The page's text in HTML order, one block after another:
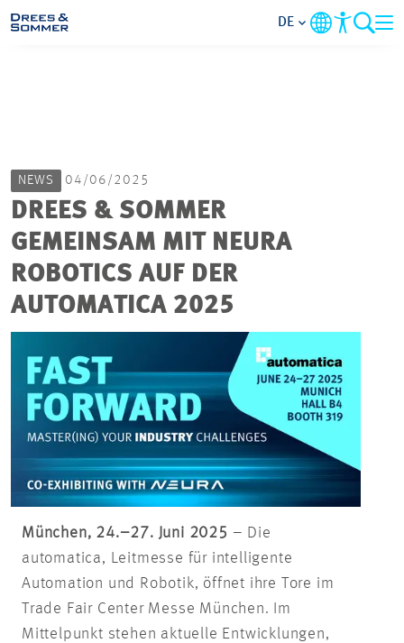
IM FOKUS
KARRIERE
KONTAKT
DE
NEWS 04/06/2025
DREES & SOMMER
GEMEINSAM MIT NEURA
ROBOTICS AUF DER
AUTOMATICA 2025
München, 24.–27. Juni 2025 – Die
automatica, Leitmesse für intelligente
Automation und Robotik, öffnet ihre Tore im
Trade Fair Center Messe München. Im
Mittelpunkt stehen aktuelle Entwicklungen,